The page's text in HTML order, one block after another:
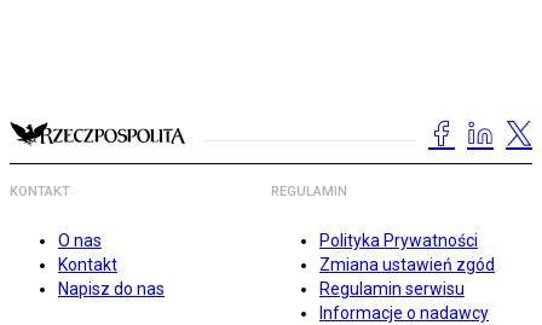
KONTAKT
O nas
Kontakt
Napisz do nas
REGULAMIN
Polityka Prywatności
Zmiana ustawień zgód
Regulamin serwisu
Informacje o nadawcy